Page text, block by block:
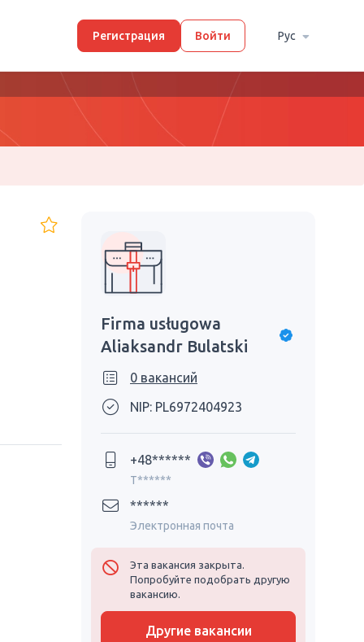
Регистрация Войти Рус
Firma usługowa
Aliaksandr Bulatski
0 вакансий
NIP: PL6972404923
+48******
T******
******
Электронная почта
Эта вакансия закрыта.
Попробуйте подобрать другую
вакансию.
Другие вакансии